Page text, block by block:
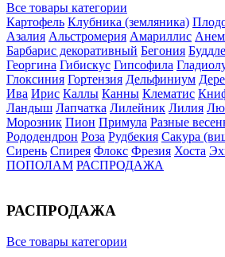
Все товары категории
Картофель Клубника (земляника)
Азалия Альстромерия Амариллис
Барбарис декоративный Бегония
Георгина Гибискус Гипсофила
Глоксиния Гортензия Дельфиниум
Ива Ирис Каллы Канны Клематис
Ландыш Лапчатка Лилейник Лилия
Морозник Пион Примула Разные
Рододендрон Роза Рудбекия Сакура
Сирень Спирея Флокс Фрезия Хоста
ПОПОЛАМ РАСПРОДАЖА
РАСПРОДАЖА
Все товары категории